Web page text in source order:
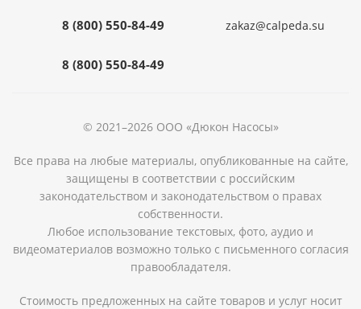
8 (800) 550-84-49
8 (800) 550-84-49
zakaz@calpeda.su
© 2021–2026 ООО «Дюкон Насосы»
Все права на любые материалы, опубликованные на сайте,
защищены в соответствии с российским
законодательством и законодательством о правах
собственности.
Любое использование текстовых, фото, аудио и
видеоматериалов возможно только с письменного согласия
правообладателя.
Стоимость предложенных на сайте товаров и услуг носит